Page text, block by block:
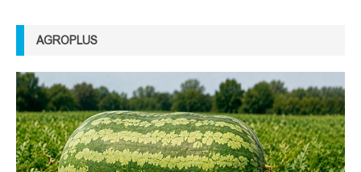
AGROPLUS